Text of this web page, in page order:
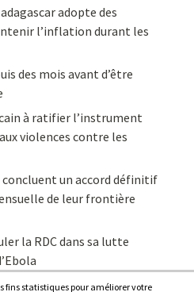
adopte des
l’inflation durant les
des mois avant d’être
à ratifier l’instrument
violences contre les
concluent un accord définitif
de leur frontière
la RDC dans sa lutte
fins statistiques pour améliorer votre